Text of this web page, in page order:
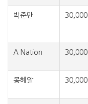
박준만 30,000
A Nation 30,000
몽헤알 30,000